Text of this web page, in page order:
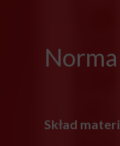
Norma
Skład